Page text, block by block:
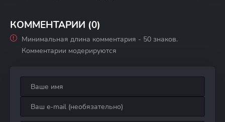
КОММЕНТАРИИ (0)
Минимальная длина комментария - 50 знаков.
Комментарии модерируются